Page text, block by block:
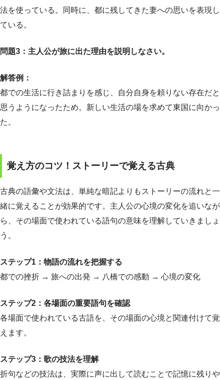
法を使っている。同時に、都に残してきた妻への思いを表現し
ている。
問題3：主人公が旅に出た理由を説明しなさい。
解答例：
都での生活に行き詰まりを感じ、自分自身を頼りない存在だと
思うようになったため。新しい生活の場を求めて東国に向かっ
た。
覚え方のコツ！ストーリーで覚える古典
古典の語彙や文法は、単純な暗記よりもストーリーの流れと一
緒に覚えることが効果的です。主人公の心境の変化を追いなが
ら、その場面で使われている語句の意味を理解していきましょ
う。
ステップ1：物語の流れを把握する
都での挫折 → 旅への出発 → 八橋での感動 → 心境の変化
ステップ2：各場面の重要語句を確認
各場面で使われている古語を、その場面の心境と関連付けて覚
えます。
ステップ3：歌の技法を理解
折句などの技法は、実際に声に出して読むことで記憶に残りや